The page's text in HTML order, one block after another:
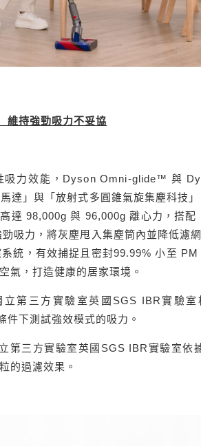
持強勁吸力不妥協
吸力效能，Dyson Omni-glide™ 與
達」與「放射式多圓錐氣旋集塵科技
達 98,000g 與 96,000g 離心力，搭
吸力，將灰塵甩入集塵筒內並降低濾
統，有效捕捉且密封99.99% 小至 PM
氣，打造健康的居家環境。
立第三方實驗室英國SGS IBR實驗室
下測試強效模式的吸力。
第三方實驗室英國SGS IBR實驗室依
的過濾效果。